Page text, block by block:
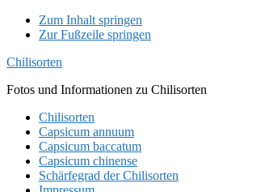
Zum Inhalt springen
Zur Fußzeile springen
Chilisorten
Fotos und Informationen zu Chilisorten
Chilisorten
Capsicum annuum
Capsicum baccatum
Capsicum chinense
Schärfegrad der Chilisorten